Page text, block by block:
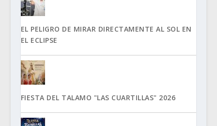
EL PELIGRO DE MIRAR DIRECTAMENTE AL SOL EN
EL ECLIPSE
FIESTA DEL TALAMO "LAS CUARTILLAS" 2026